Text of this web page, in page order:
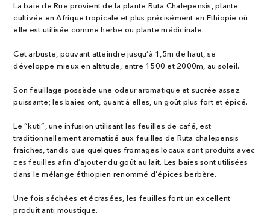
La baie de Rue provient de la plante Ruta Chalepensis, plante
cultivée en Afrique tropicale et plus précisément en Ethiopie où
elle est utilisée comme herbe ou plante médicinale.
Cet arbuste, pouvant atteindre jusqu’à 1,5m de haut, se
développe mieux en altitude, entre 1500 et 2000m, au soleil.
Son feuillage possède une odeur aromatique et sucrée assez
puissante; les baies ont, quant à elles, un goût plus fort et épicé.
Le “kuti”, une infusion utilisant les feuilles de café, est
traditionnellement aromatisé aux feuilles de Ruta chalepensis
fraîches, tandis que quelques fromages locaux sont produits avec
ces feuilles afin d’ajouter du goût au lait. Les baies sont utilisées
dans le mélange éthiopien renommé d’épices berbère.
Une fois séchées et écrasées, les feuilles font un excellent
produit anti moustique.